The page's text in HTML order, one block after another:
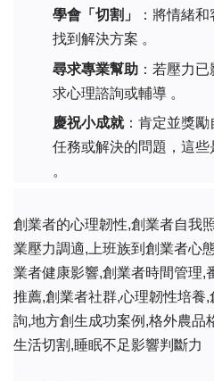
學會「切割」
：將情緒
找到解決方案 。
尋求專業幫助：若壓力已
求心理諮詢或輔導 。
慶祝小成就：肯定並獎勵
任務或解決的問題，這
。
創業者的心理韌性,創業者自我
業壓力調適,上班族到創業者心
業者健康影響,創業者時間管理,
推薦,創業者社群,心理韌性培養
詢,地方創生成功案例,格外農品
生活切割,睡眠不足影響判斷力